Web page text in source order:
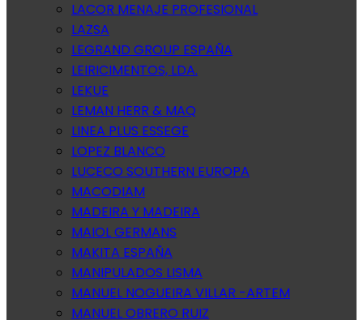
LACOR MENAJE PROFESIONAL
LAZSA
LEGRAND GROUP ESPAÑA
LEIRICIMENTOS, LDA.
LEKUE
LEMAN HERR & MAQ
LINEA PLUS ESSEGE
LOPEZ BLANCO
LUCECO SOUTHERN EUROPA
MACODIAM
MADEIRA Y MADEIRA
MAIOL GERMANS
MAKITA ESPAÑA
MANIPULADOS LISMA
MANUEL NOGUEIRA VILLAR -ARTEM
MANUEL OBRERO RUIZ